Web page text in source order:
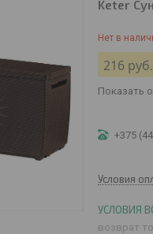
Keter
Нет в
216 руб.
Показать
+375
Условия
возврат